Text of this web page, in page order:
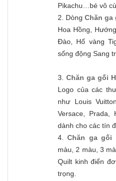
Pikachu…bé vô
2. DòngChăn ga
Hoa Hồng,
Đào, Hổ vàng
sống động Sang
3. Chăn ga gối
Logo của các
như Louis
Versace, Prada,
dành cho các tín
4.Chăn ga gối
màu, 2 màu, 3
Quilt kinh điển
trọng.